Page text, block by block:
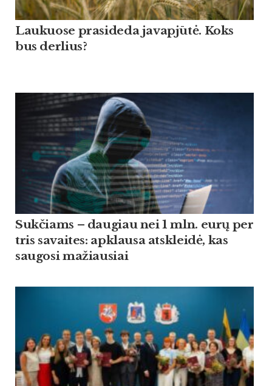
Lau­kuo­se pra­si­de­da ja­vapjūtė. Koks
bus der­lius?
Suk­čiams – dau­giau nei 1 mln. eurų per
tris sa­vai­tes: ap­klau­sa at­skleidė, kas
sau­go­si ma­žiau­siai